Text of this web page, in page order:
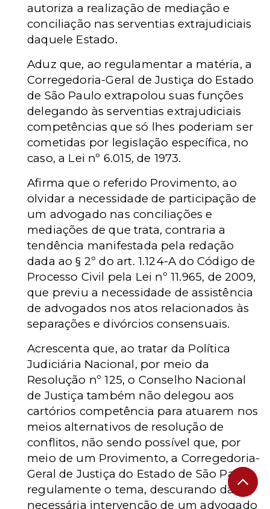
autoriza a realização de mediação e
conciliação nas serventias extrajudiciais
daquele Estado.
Aduz que, ao regulamentar a matéria, a
Corregedoria-Geral de Justiça do Estado
de São Paulo extrapolou suas funções
delegando às serventias extrajudiciais
competências que só lhes poderiam ser
cometidas por legislação específica, no
caso, a Lei nº 6.015, de 1973.
Afirma que o referido Provimento, ao
olvidar a necessidade de participação de
um advogado nas conciliações e
mediações de que trata, contraria a
tendência manifestada pela redação
dada ao § 2º do art. 1.124-A do Código de
Processo Civil pela Lei nº 11.965, de 2009,
que previu a necessidade de assistência
de advogados nos atos relacionados às
separações e divórcios consensuais.
Acrescenta que, ao tratar da Política
Judiciária Nacional, por meio da
Resolução nº 125, o Conselho Nacional
de Justiça também não delegou aos
cartórios competência para atuarem nos
meios alternativos de resolução de
conflitos, não sendo possível que, por
meio de um Provimento, a Corregedoria-
Geral de Justiça do Estado de São Paulo
regulamente o tema, descurando da
necessária intervenção de um advogado